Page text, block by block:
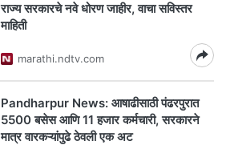
राज्य सरकारचे नवे धोरण जाहीर, वाचा सविस्तर
माहिती
marathi.ndtv.com
Pandharpur News: आषाढीसाठी पंढरपुरात
5500 बसेस आणि 11 हजार कर्मचारी, सरकारने
मात्र वारकऱ्यांपुढे ठेवली एक अट